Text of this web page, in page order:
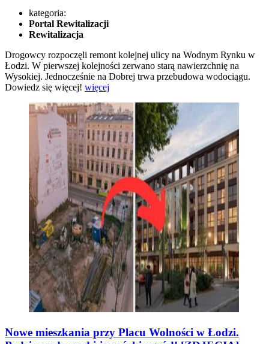
kategoria:
Portal Rewitalizacji
Rewitalizacja
Drogowcy rozpoczęli remont kolejnej ulicy na Wodnym Rynku w
Łodzi. W pierwszej kolejności zerwano starą nawierzchnię na
Wysokiej. Jednocześnie na Dobrej trwa przebudowa wodociągu.
Dowiedz się więcej! więcej
Nowe mieszkania przy Placu Wolności w Łodzi.